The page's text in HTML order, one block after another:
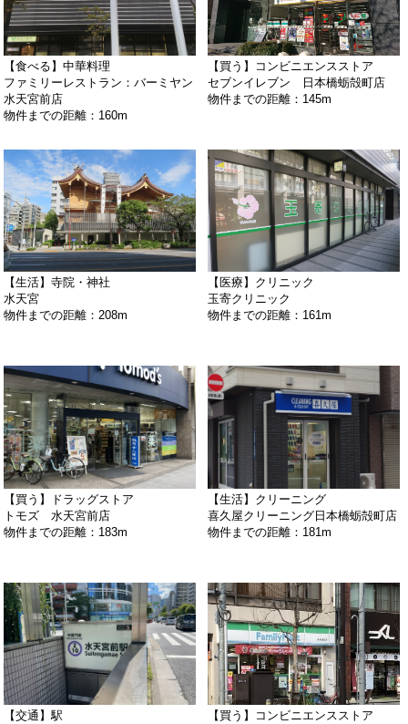
【食べる】中華料理
ファミリーレストラン：バーミヤン
水天宮前店
物件までの距離：160m
【買う】コンビニエンスストア
セブンイレブン 日本橋蛎殻町店
物件までの距離：145m
【生活】寺院・神社
水天宮
物件までの距離：208m
【医療】クリニック
玉寄クリニック
物件までの距離：161m
【買う】ドラッグストア
トモズ 水天宮前店
物件までの距離：183m
【生活】クリーニング
喜久屋クリーニング日本橋蛎殻町店
物件までの距離：181m
【交通】駅
【買う】コンビニエンスストア